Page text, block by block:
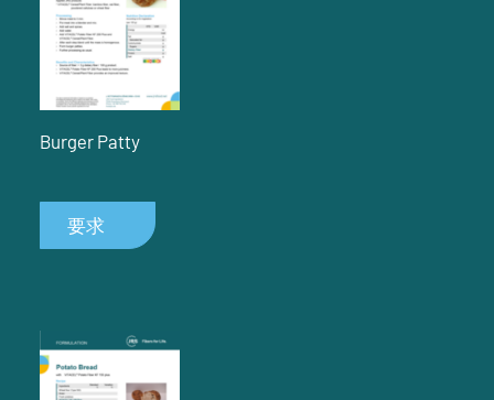
Burger Patty
要求